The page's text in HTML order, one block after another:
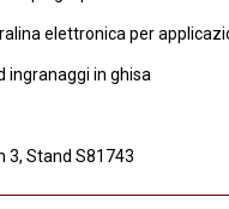
elettronica per
ingranaggi in ghisa
3, Stand S81743